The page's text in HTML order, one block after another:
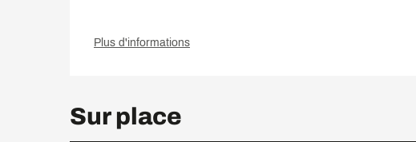
Plus d'informations
Sur place